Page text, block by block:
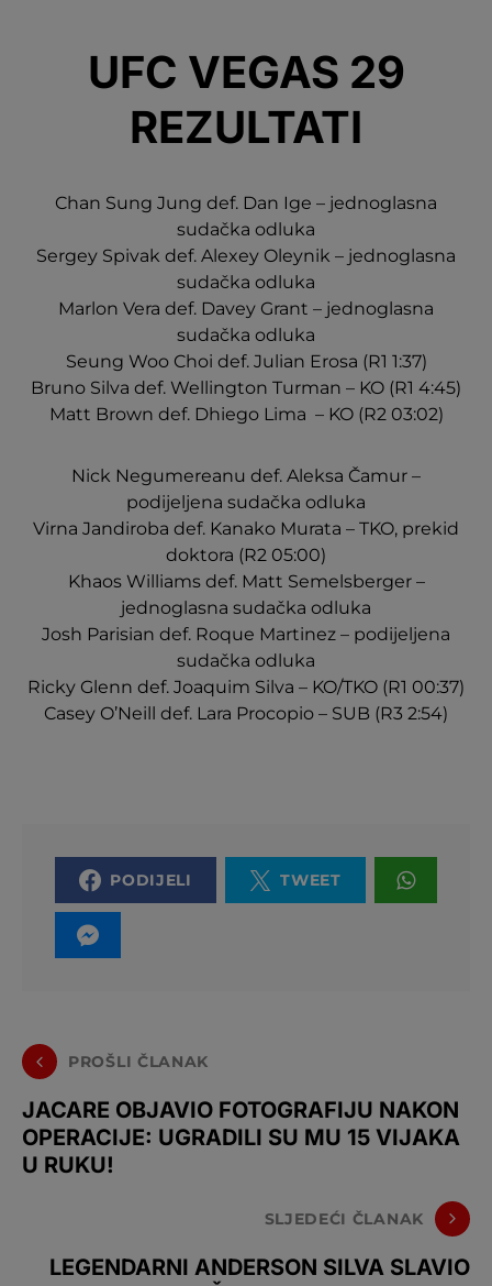
UFC VEGAS 29
REZULTATI
Chan Sung Jung def. Dan Ige – jednoglasna
sudačka odluka
Sergey Spivak def. Alexey Oleynik – jednoglasna
sudačka odluka
Marlon Vera def. Davey Grant – jednoglasna
sudačka odluka
Seung Woo Choi def. Julian Erosa (R1 1:37)
Bruno Silva def. Wellington Turman – KO (R1 4:45)
Matt Brown def. Dhiego Lima – KO (R2 03:02)
Nick Negumereanu def. Aleksa Čamur –
podijeljena sudačka odluka
Virna Jandiroba def. Kanako Murata – TKO, prekid
doktora (R2 05:00)
Khaos Williams def. Matt Semelsberger –
jednoglasna sudačka odluka
Josh Parisian def. Roque Martinez – podijeljena
sudačka odluka
Ricky Glenn def. Joaquim Silva – KO/TKO (R1 00:37)
Casey O’Neill def. Lara Procopio – SUB (R3 2:54)
PODIJELI TWEET
PROŠLI ČLANAK
JACARE OBJAVIO FOTOGRAFIJU NAKON
OPERACIJE: UGRADILI SU MU 15 VIJAKA
U RUKU!
SLJEDEĆI ČLANAK
LEGENDARNI ANDERSON SILVA SLAVIO